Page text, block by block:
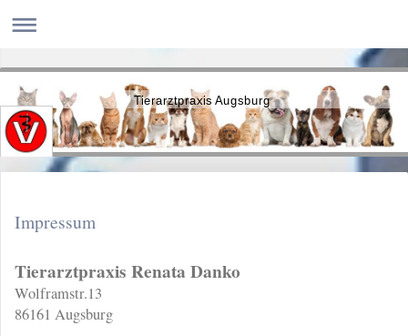
Tierarztpraxis Augsburg
Impressum
Tierarztpraxis Renata Danko
Wolframstr.13
86161 Augsburg